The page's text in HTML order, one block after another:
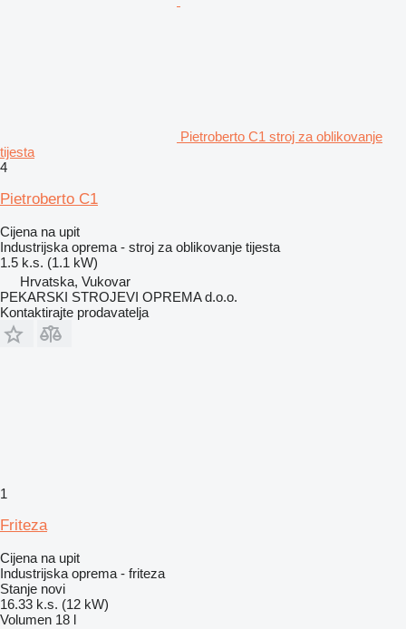
Pietroberto C1 stroj za oblikovanje
tijesta
4
Pietroberto C1
Cijena na upit
Industrijska oprema - stroj za oblikovanje tijesta
1.5 k.s. (1.1 kW)
Hrvatska, Vukovar
PEKARSKI STROJEVI OPREMA d.o.o.
Kontaktirajte prodavatelja
1
Friteza
Cijena na upit
Industrijska oprema - friteza
Stanje novi
16.33 k.s. (12 kW)
Volumen 18 l